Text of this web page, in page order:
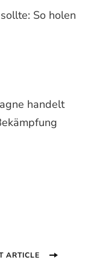
So holen
handelt
ARTICLE